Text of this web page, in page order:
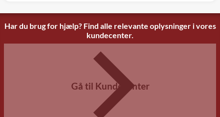
Har du brug for hjælp? Find alle relevante oplysninger i vores
kundecenter.
Gå til Kundecenter